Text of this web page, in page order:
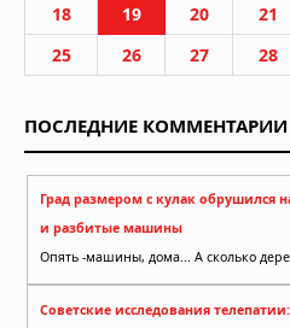
18
19 20 21
25
26 27 28
ПОСЛЕДНИЕ КОММЕНТАРИИ
Град размером с кулак обрушился
и разбитые машины
Опять -машины, дома... А сколько
Советские исследования